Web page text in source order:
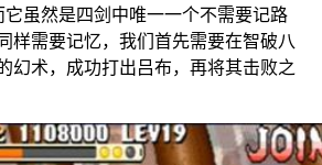
它虽然是四剑中唯一一个不需要记路
样需要记忆，我们首先需要在智破八
幻术，成功打出吕布，再将其击败之